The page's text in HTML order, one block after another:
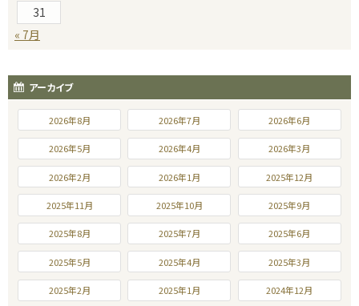
31
« 7月
アーカイブ
2026年8月 2026年7月 2026年6月
2026年5月 2026年4月 2026年3月
2026年2月 2026年1月 2025年12月
2025年11月 2025年10月 2025年9月
2025年8月 2025年7月 2025年6月
2025年5月 2025年4月 2025年3月
2025年2月 2025年1月 2024年12月